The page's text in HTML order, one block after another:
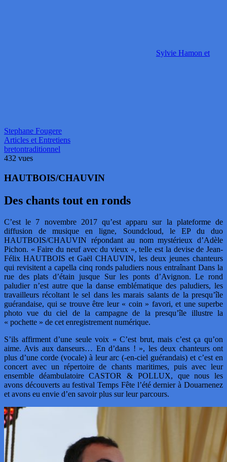
Sylvie Hamon et
Stephane Fougere
Articles et Entretiens
bretontraditionnel
432 vues
HAUTBOIS/CHAUVIN
Des chants tout en ronds
C’est le 7 novembre 2017 qu’est apparu sur la plateforme de
diffusion de musique en ligne, Soundcloud, le EP du duo
HAUTBOIS/CHAUVIN répondant au nom mystérieux d’Adèle
Pichon. « Faire du neuf avec du vieux », telle est la devise de Jean-
Félix HAUTBOIS et Gaël CHAUVIN, les deux jeunes chanteurs
qui revisitent a capella cinq ronds paludiers nous entraînant Dans la
rue des plats d’étain jusque Sur les ponts d’Avignon. Le rond
paludier n’est autre que la danse emblématique des paludiers, les
travailleurs récoltant le sel dans les marais salants de la presqu’île
guérandaise, qui se trouve être leur « coin » favori, et une superbe
photo vue du ciel de la campagne de la presqu’île illustre la
« pochette » de cet enregistrement numérique.
S’ils affirment d’une seule voix « C’est brut, mais c’est ça qu’on
aime. Avis aux danseurs… En d’dans ! », les deux chanteurs ont
plus d’une corde (vocale) à leur arc (-en-ciel guérandais) et c’est en
concert avec un répertoire de chants maritimes, puis avec leur
ensemble déambulatoire CASTOR & POLLUX, que nous les
avons découverts au festival Temps Fête l’été dernier à Douarnenez
et avons eu envie d’en savoir plus sur leur parcours.